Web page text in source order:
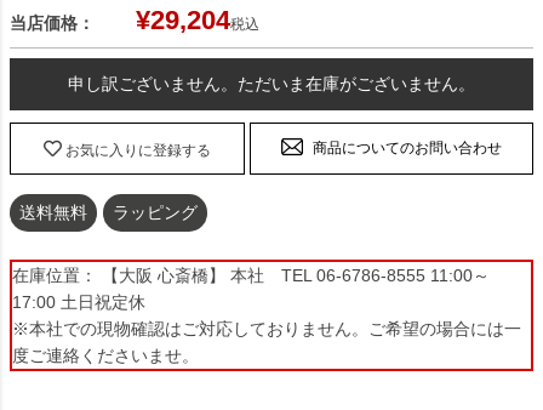
当店価格： ¥29,204税込
申し訳ございません。ただいま在庫がございません。
お気に入りに登録する 商品についてのお問い合わせ
送料無料 ラッピング
在庫位置： 【大阪 心斎橋】 本社 TEL 06-6786-8555 11:00～
17:00 土日祝定休
※本社での現物確認はご対応しておりません。ご希望の場合には一
度ご連絡くださいませ。